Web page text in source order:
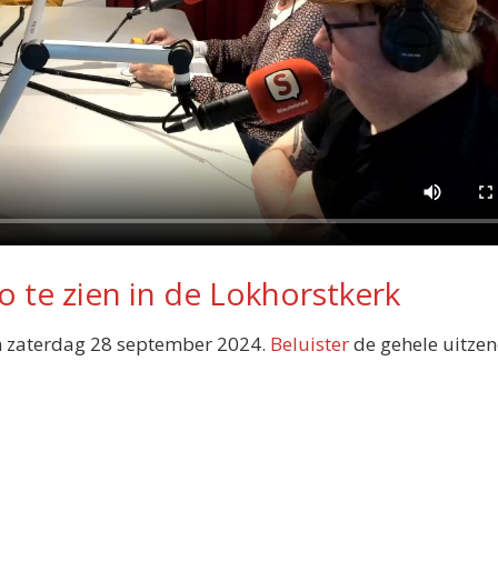
te zien in de Lokhorstkerk
28 september 2024. Beluisterde gehele